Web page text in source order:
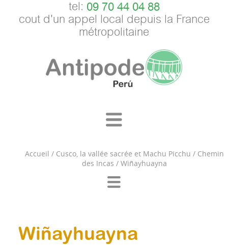
tel: 09 70 44 04 88
cout d'un appel local depuis la France
métropolitaine
Accueil / Cusco, la vallée sacrée et Machu Picchu / Chemin
des Incas / Wiñayhuayna
Wiñayhuayna